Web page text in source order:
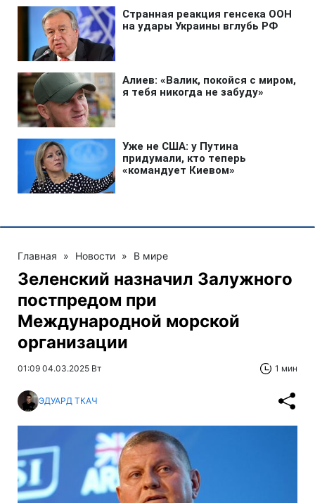
Главная » Новости » В мире
Зеленский назначил Залужного
постпредом при
Международной морской
организации
01:09 04.03.2025 Вт 1 мин
ЭДУАРД ТКАЧ